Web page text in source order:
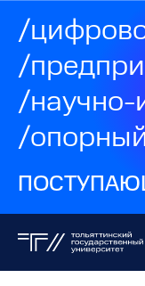
/
/
/научно-
/